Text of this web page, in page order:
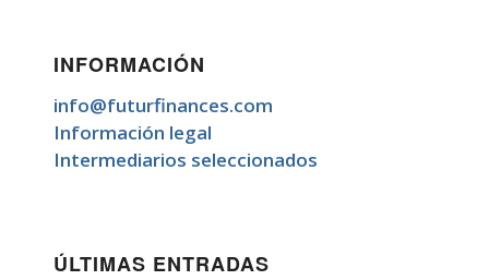
INFORMACIÓN
info@futurfinances.com
Información legal
Intermediarios seleccionados
ÚLTIMAS ENTRADAS